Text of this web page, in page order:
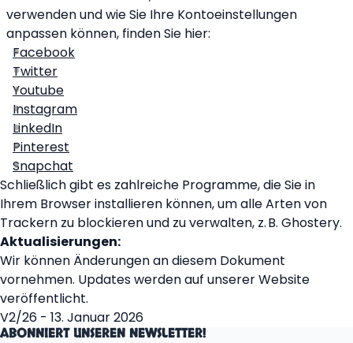
verwenden und wie Sie Ihre Kontoeinstellungen
anpassen können, finden Sie hier:
Facebook
Twitter
Youtube
Instagram
LinkedIn
Pinterest
Snapchat
Schließlich gibt es zahlreiche Programme, die Sie in
Ihrem Browser installieren können, um alle Arten von
Trackern zu blockieren und zu verwalten, z. B. Ghostery.
Aktualisierungen:
Wir können Änderungen an diesem Dokument
vornehmen. Updates werden auf unserer Website
veröffentlicht.
V2/26 - 13. Januar 2026
ABONNIERT UNSEREN NEWSLETTER!